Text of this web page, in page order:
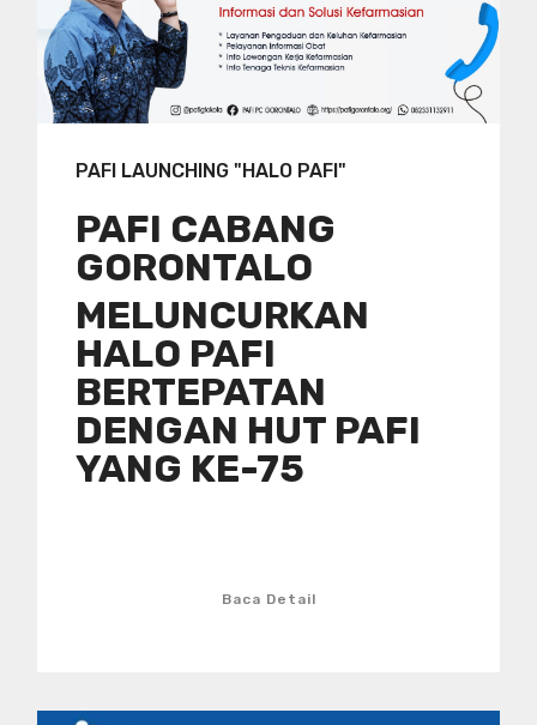
PAFI LAUNCHING "HALO PAFI"
PAFI CABANG
GORONTALO
MELUNCURKAN
HALO PAFI
BERTEPATAN
DENGAN HUT PAFI
YANG KE-75
Baca Detail